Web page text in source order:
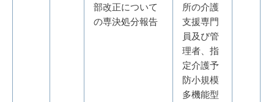
部改正について
の専決処分報告
所の介護
支援専門
員及び管
理者、指
定介護予
防小規模
多機能型